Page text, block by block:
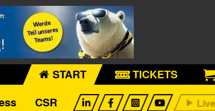
START TICKETS
CSR